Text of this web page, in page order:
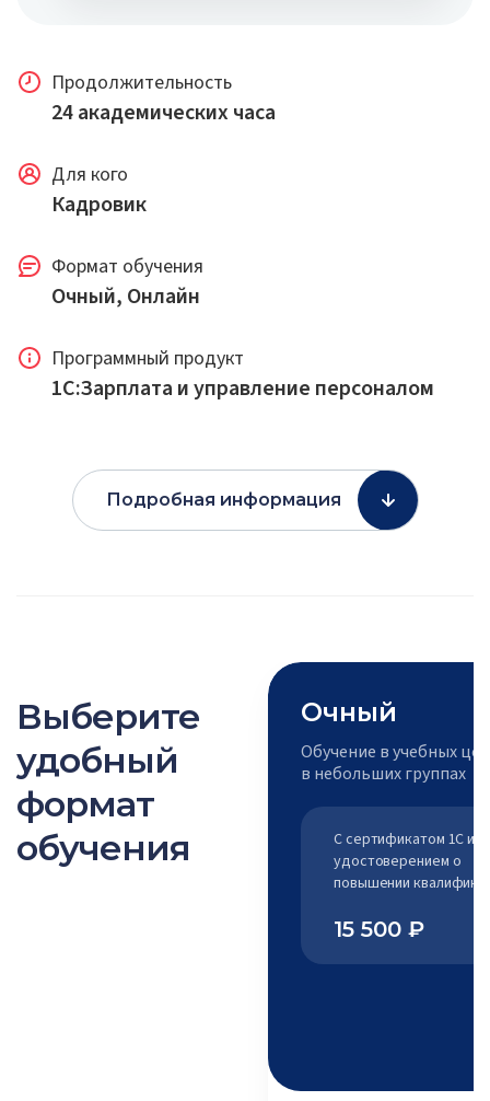
Продолжительность
24 академических часа
Для кого
Кадровик
Формат обучения
Очный, Онлайн
Программный продукт
1С:Зарплата и управление персоналом
Подробная информация
Выберите
удобный
формат
обучения
Очный
Обучение в учебных
в небольших группах
C сертификатом 1С и
удостоверением о
повышении
15 500 ₽